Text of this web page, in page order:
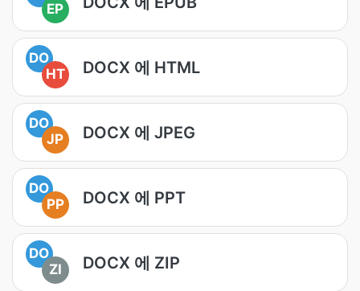
EP
DO
HT
DOCX 에 HTML
DO
JP
DOCX 에 JPEG
DO
PP
DOCX 에 PPT
DO
ZI
DOCX 에 ZIP